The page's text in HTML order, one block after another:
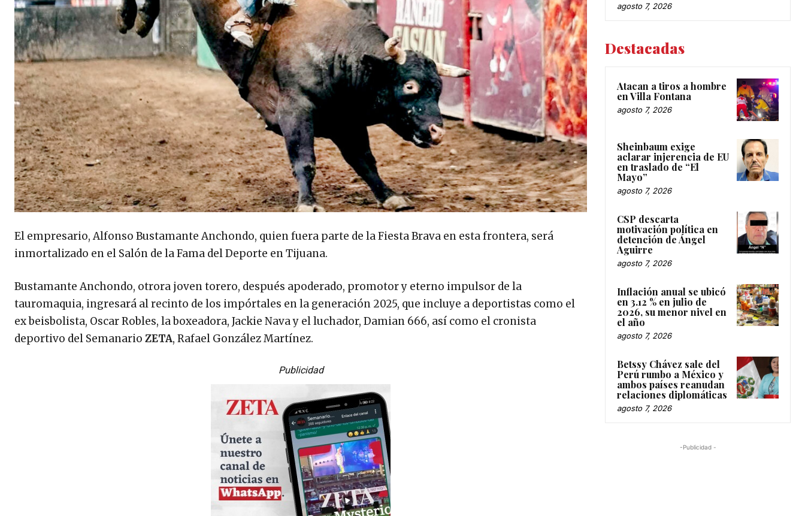
El empresario, Alfonso Bustamante Anchondo, quien fuera parte de la Fiesta Brava en esta frontera, será
inmortalizado en el Salón de la Fama del Deporte en Tijuana.
Bustamante Anchondo, otrora joven torero, después apoderado, promotor y eterno impulsor de la
tauromaquia, ingresará al recinto de los impórtales en la generación 2025, que incluye a deportistas como el
ex beisbolista, Oscar Robles, la boxeadora, Jackie Nava y el luchador, Damian 666, así como el cronista
deportivo del Semanario ZETA, Rafael González Martínez.
Publicidad
agosto 7, 2026
Destacadas
Atacan a tiros a hombre
en Villa Fontana
agosto 7, 2026
Sheinbaum exige
aclarar injerencia de EU
en traslado de “El
Mayo”
agosto 7, 2026
CSP descarta
motivación política en
detención de Ángel
Aguirre
agosto 7, 2026
Inflación anual se ubicó
en 3.12 % en julio de
2026, su menor nivel en
el año
agosto 7, 2026
Betssy Chávez sale del
Perú rumbo a México y
ambos países reanudan
relaciones diplomáticas
agosto 7, 2026
-Publicidad -